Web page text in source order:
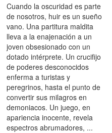
Cuando la oscuridad es parte
de nosotros, huir es un sueño
vano. Una partitura maldita
lleva a la enajenación a un
joven obsesionado con un
dotado intérprete. Un crucifijo
de poderes desconocidos
enferma a turistas y
peregrinos, hasta el punto de
convertir sus milagros en
demoniacos. Un juego, en
apariencia inocente, revela
espectros abrumadores, ...